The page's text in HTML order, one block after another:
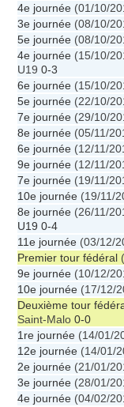
4e journée (01/10/
3e journée (08/10/
5e journée (08/10/
4e journée (15/10/
U19 0-3
6e journée (15/10/
5e journée (22/10/
7e journée (29/10/
8e journée (05/11/
6e journée (12/11/
9e journée (12/11/
7e journée (19/11/
10e journée (19/11/
8e journée (26/11/
U19 0-4
11e journée (03/12/
Premier tour fédéral
9e journée (10/12/
10e journée (17/12/
Deuxième tour
Saint-Malo 0-0
1re journée (14/01/
12e journée (14/01/
2e journée (21/01/
3e journée (28/01/
4e journée (04/02/